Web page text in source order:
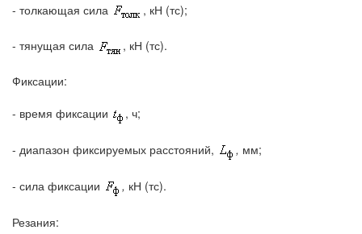
- толкающая сила , кН (тс);
- тянущая сила , кН (тс).
Фиксации:
- время фиксации , ч;
- диапазон фиксируемых расстояний, , мм;
- сила фиксации , кН (тс).
Резания: